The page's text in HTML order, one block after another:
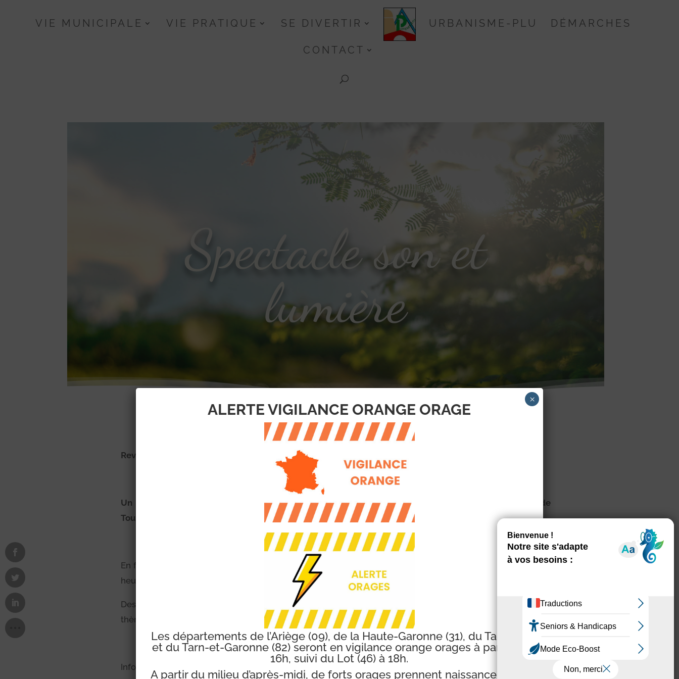
VIE MUNICIPALE VIE PRATIQUE SE DIVERTIR URBANISME-PLU DÉMARCHES
CONTACT
Spectacle son et
lumière
Revivez l’histoire du canal du Midi dans un lieu exceptionnel !
Un spectacle magique au Château de Bonrepos-Riquet, les 16 et 17 juin au soir (à 20 minutes de
Toulouse).
En famille ou entre amis, une déambulation en son et lumières et projections monumentales à partir de 21
heures.
Des bassins animés par des comédiens, plusieurs lieux de spectacle et une exposition exclusive sur le
thème du canal du Midi dans l’orangerie nouvellement rénovée.
Informations et réservation en ligne uniquement : www.dledr.com
ALERTE VIGILANCE ORANGE ORAGE
Les départements de l’Ariège (09), de la Haute-Garonne (31), du Tarn (81)
et du Tarn-et-Garonne (82) seront en vigilance orange orages à partir de
16h, suivi du Lot (46) à 18h.
A partir du milieu d’après-midi, de forts orages prennent naissance sur le
×